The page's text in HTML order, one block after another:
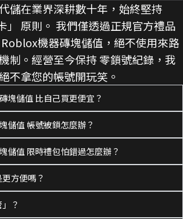
儲在業界深耕數十年，始終堅持
」 原則。 我們僅透過正規官方禮品
機器磚塊儲值，絕不使用來路
制。經營至今保持 零鎖號紀錄，我
不拿您的帳號開玩笑。
塊儲值 比自己買更便宜？
儲值 帳號被鎖怎麼辦？
儲值 限時禮包怕錯過怎麼辦？
方便嗎？
？